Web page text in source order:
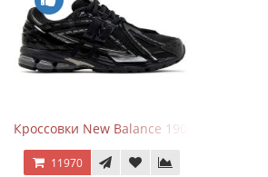
Кроссовки New Balance 1906A Black Silver
11970